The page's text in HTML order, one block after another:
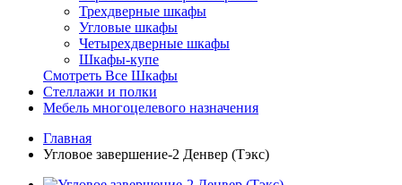
Трехдверные шкафы
Угловые шкафы
Четырехдверные шкафы
Шкафы-купе
Смотреть Все Шкафы
Стеллажи и полки
Мебель многоцелевого назначения
Главная
Угловое завершение-2 Денвер (Тэкс)